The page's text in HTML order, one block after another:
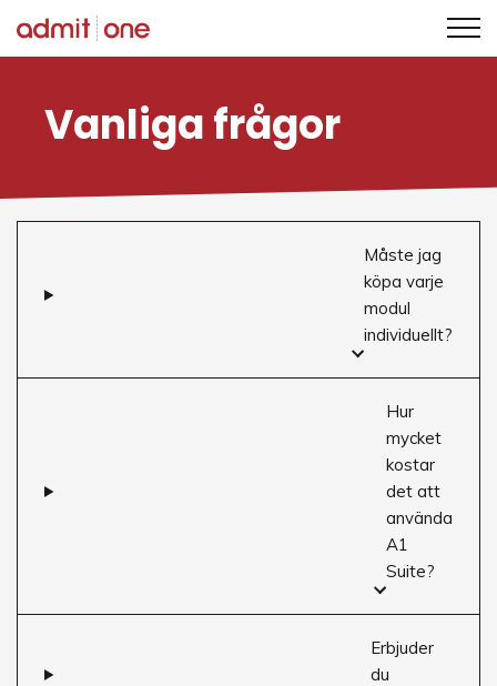
Hoppa
innehållet
Vanliga frågor
Måste jag
köpa varje
modul
individuellt?
Hur
mycket
kostar
det att
använda
A1
Suite?
Erbjuder
du